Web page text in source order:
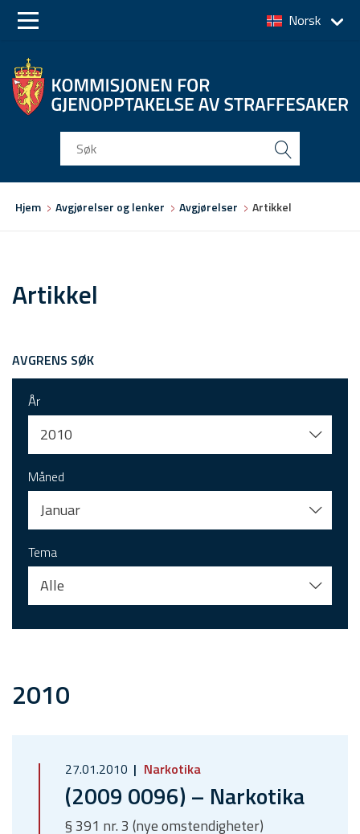
to
to
Norsk
Hjem Avgjørelser og lenker Avgjørelser Artikkel
Artikkel
AVGRENS SØK
År
2010
Måned
Januar
Tema
Alle
2010
27.01.2010 Narkotika
(2009 0096) – Narkotika
§ 391 nr. 3 (nye omstendigheter)